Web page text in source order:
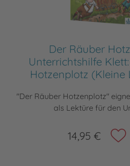
Der Räuber
Unterrichtshilfe
Hotzenplotz (Kleine
"Der Räuber Hotzenplotz"
als Lektüre für den
14,95 €